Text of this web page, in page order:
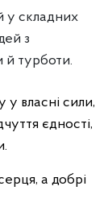
у складних
з
й турботи.
власні сили,
єдності,
а добрі